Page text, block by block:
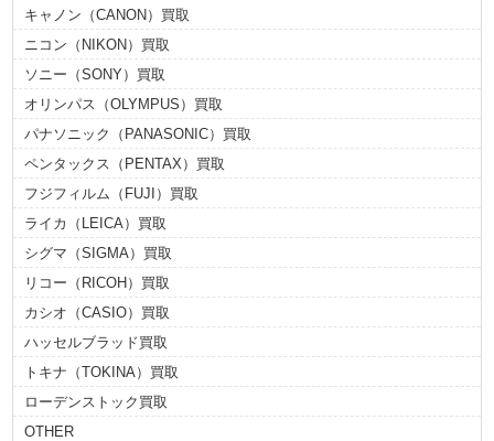
キャノン（CANON）買取
ニコン（NIKON）買取
ソニー（SONY）買取
オリンパス（OLYMPUS）買取
パナソニック（PANASONIC）買取
ペンタックス（PENTAX）買取
フジフィルム（FUJI）買取
ライカ（LEICA）買取
シグマ（SIGMA）買取
リコー（RICOH）買取
カシオ（CASIO）買取
ハッセルブラッド買取
トキナ（TOKINA）買取
ローデンストック買取
OTHER